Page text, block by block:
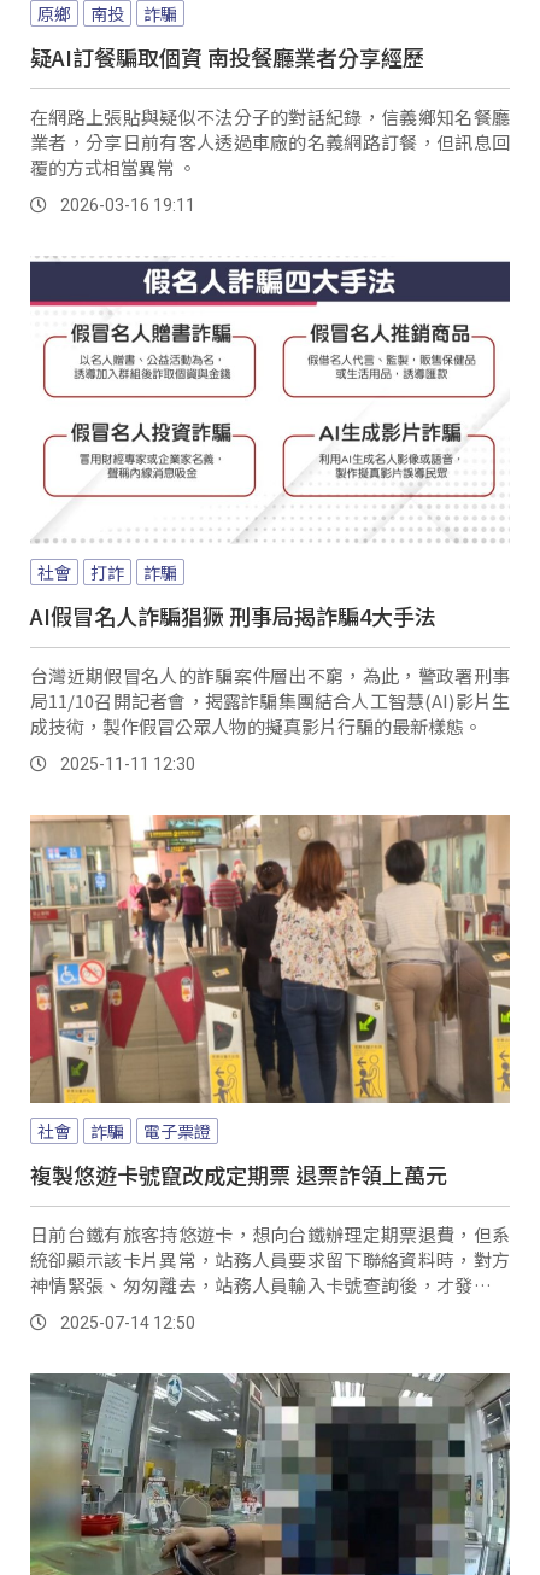
原鄉 南投 詐騙
疑AI訂餐騙取個資 南投餐廳業者分享經歷
在網路上張貼與疑似不法分子的對話紀錄，信義鄉知名餐廳
業者，分享日前有客人透過車廠的名義網路訂餐，但訊息回
覆的方式相當異常 。
2026-03-16 19:11
社會 打詐 詐騙
AI假冒名人詐騙猖獗 刑事局揭詐騙4大手法
台灣近期假冒名人的詐騙案件層出不窮，為此，警政署刑事
局11/10召開記者會，揭露詐騙集團結合人工智慧(AI)影片生
成技術，製作假冒公眾人物的擬真影片行騙的最新樣態。
2025-11-11 12:30
社會 詐騙 電子票證
複製悠遊卡號竄改成定期票 退票詐領上萬元
日前台鐵有旅客持悠遊卡，想向台鐵辦理定期票退費，但系
統卻顯示該卡片異常，站務人員要求留下聯絡資料時，對方
神情緊張、匆匆離去，站務人員輸入卡號查詢後，才發現這
張卡在短時間內已經多次辦理退款；不久前北捷才傳出有不
法分子入侵晶片系統盜領上萬元，這回則輪到台鐵成為受害
即時掌握可疑動向。
2025-07-14 12:50